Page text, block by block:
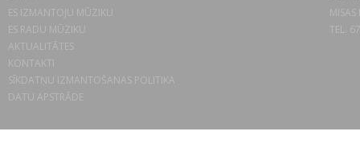
ES IZMANTOJU MŪZIKU
ES RADU MŪZIKU
AKTUALITĀTES
KONTAKTI
SĪKDATŅU IZMANTOŠANAS POLITIKA
DATU APSTRĀDE
TEL.